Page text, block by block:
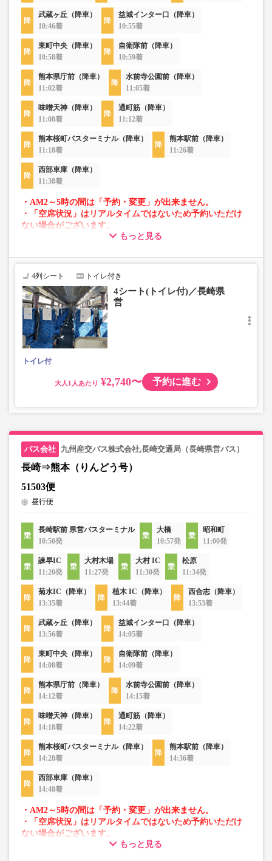
武蔵ヶ丘（降車）
10:46着
益城インター口（降車）
10:55着
東町中央（降車）
10:58着
自衛隊前（降車）
10:59着
熊本県庁前（降車）
11:02着
水前寺公園前（降車）
11:05着
味噌天神（降車）
11:08着
通町筋（降車）
11:12着
熊本桜町バスターミナル（降車）
11:18着
熊本駅前（降車）
11:26着
西部車庫（降車）
11:38着
・AM2～5時の間は「予約・変更」が出来ません。
・「空席状況」はリアルタイムではないため予約いただけ
ない場合がございます。
・車両は予告なく変更となる場合がございます。これに伴
で、あらかじめご了承ください。
もっと見る
4列シート トイレ付き
4シート(トイレ付)／長崎県
営
トイレ付
大人 ¥2,740〜 予約に進む
九州産交バス株式会社,長崎交通局（長崎県営バス）
長崎⇒熊本（りんどう号）
51503便
昼行便
長崎駅前 県営バスターミナル
10:50発
大橋
10:57発
昭和町
11:00発
諫早IC
11:20発
大村木場
11:27発
大村 IC
11:30発
松原
11:34発
菊水IC（降車）
13:35着
植木 IC（降車）
13:44着
西合志（降車）
13:53着
武蔵ヶ丘（降車）
13:56着
益城インター口（降車）
14:05着
東町中央（降車）
14:08着
自衛隊前（降車）
14:09着
熊本県庁前（降車）
14:12着
水前寺公園前（降車）
14:15着
味噌天神（降車）
14:18着
通町筋（降車）
14:22着
熊本桜町バスターミナル（降車）
14:28着
熊本駅前（降車）
14:36着
西部車庫（降車）
14:48着
・AM2～5時の間は「予約・変更」が出来ません。
・「空席状況」はリアルタイムではないため予約いただけ
ない場合がございます。
・車両は予告なく変更となる場合がございます。これに伴
もっと見る